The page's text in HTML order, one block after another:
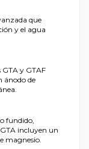
que
y el agua
GTA y GTAF
ánodo de
fundido,
incluyen un
magnesio.